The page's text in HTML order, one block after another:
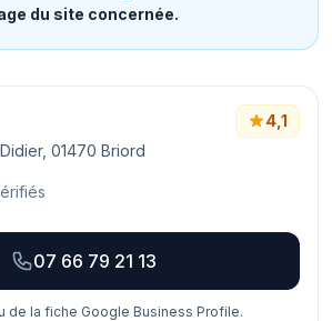
du site concernée.
01470 Briord
4,1
07 66 79 21 13
de la fiche Google Business Profile.